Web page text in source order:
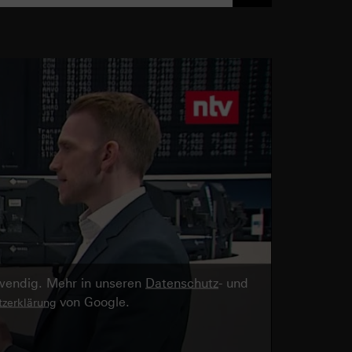
Mehr in unseren Datenschutz- und
von Google.